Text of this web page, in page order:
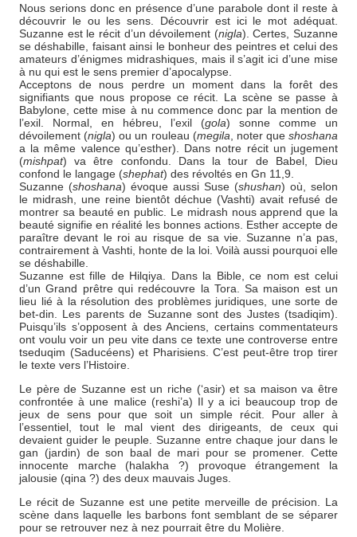
Nous serions donc en présence d’une parabole dont il reste à
découvrir le ou les sens. Découvrir est ici le mot adéquat.
Suzanne est le récit d’un dévoilement (nigla). Certes, Suzanne
se déshabille, faisant ainsi le bonheur des peintres et celui des
amateurs d’énigmes midrashiques, mais il s’agit ici d’une mise
à nu qui est le sens premier d’apocalypse.
Acceptons de nous perdre un moment dans la forêt des
signifiants que nous propose ce récit. La scène se passe à
Babylone, cette mise à nu commence donc par la mention de
l’exil. Normal, en hébreu, l’exil (gola) sonne comme un
dévoilement (nigla) ou un rouleau (megila , noter que shoshana
a la même valence qu’esther). Dans notre récit un jugement
(mishpat) va être confondu. Dans la tour de Babel, Dieu
confond le langage (shephat) des révoltés en Gn 11,9.
Suzanne (shoshana) évoque aussi Suse (shushan) où, selon
le midrash, une reine bientôt déchue (Vashti) avait refusé de
montrer sa beauté en public. Le midrash nous apprend que la
beauté signifie en réalité les bonnes actions. Esther accepte de
paraître devant le roi au risque de sa vie. Suzanne n’a pas,
contrairement à Vashti, honte de la loi. Voilà aussi pourquoi elle
se déshabille.
Suzanne est fille de Hilqiya. Dans la Bible, ce nom est celui
d’un Grand prêtre qui redécouvre la Tora. Sa maison est un
lieu lié à la résolution des problèmes juridiques, une sorte de
bet-din. Les parents de Suzanne sont des Justes (tsadiqim).
Puisqu’ils s’opposent à des Anciens, certains commentateurs
ont voulu voir un peu vite dans ce texte une controverse entre
tseduqim (Saducéens) et Pharisiens. C’est peut-être trop tirer
le texte vers l’Histoire.
Le père de Suzanne est un riche (‘asir) et sa maison va être
confrontée à une malice (reshi’a) Il y a ici beaucoup trop de
jeux de sens pour que soit un simple récit. Pour aller à
l’essentiel, tout le mal vient des dirigeants, de ceux qui
devaient guider le peuple. Suzanne entre chaque jour dans le
gan (jardin) de son baal de mari pour se promener. Cette
innocente marche (halakha ?) provoque étrangement la
jalousie (qina ?) des deux mauvais Juges.
Le récit de Suzanne est une petite merveille de précision. La
scène dans laquelle les barbons font semblant de se séparer
pour se retrouver nez à nez pourrait être du Molière.